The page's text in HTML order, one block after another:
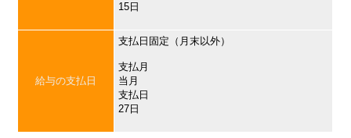
15日
給与の支払日
支払日固定（月末以外）
支払月
当月
支払日
27日